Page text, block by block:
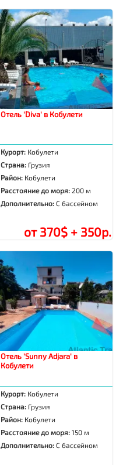
Отель 'Diva' в Кобулети
Курорт: Кобулети
Страна: Грузия
Район: Кобулети
Расстояние до моря:200 м
Дополнительно:С бассейном
от 370$ + 350р.
Отель 'Sunny Adjara' в
Кобулети
Курорт: Кобулети
Страна: Грузия
Район: Кобулети
Расстояние до моря:150 м
Дополнительно:С бассейном